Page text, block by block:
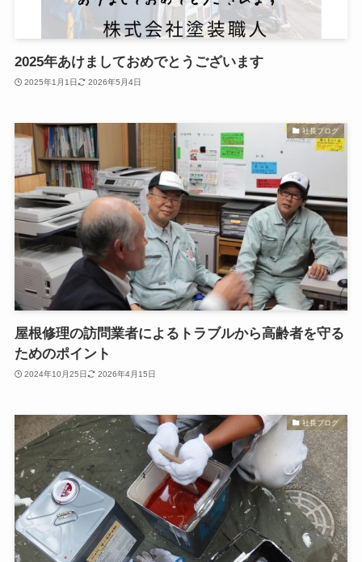
2025年あけましておめでとうございます
2025年1月1日 2026年5月4日
社長ブログ
屋根修理の訪問業者によるトラブルから高齢者を守る
ためのポイント
2024年10月25日 2026年4月15日
社長ブログ